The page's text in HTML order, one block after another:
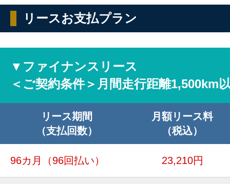
リースお支払プラン
▼ファイナンスリース
＜ご契約条件＞月間走行距離1,500km
リース期間
（支払回数）
月額リース料
（税込）
96カ月 （96回払い） 23,210円